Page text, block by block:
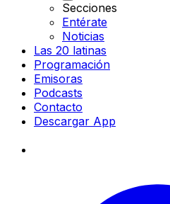
Secciones
Entérate
Noticias
Las 20 latinas
Programación
Emisoras
Podcasts
Contacto
Descargar App